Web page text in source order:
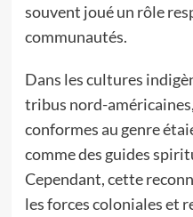
souvent joué un rôle
communautés.
Dans les cultures
tribus nord-
conformes au genre
comme des guides
Cependant, cette
les forces coloniales et